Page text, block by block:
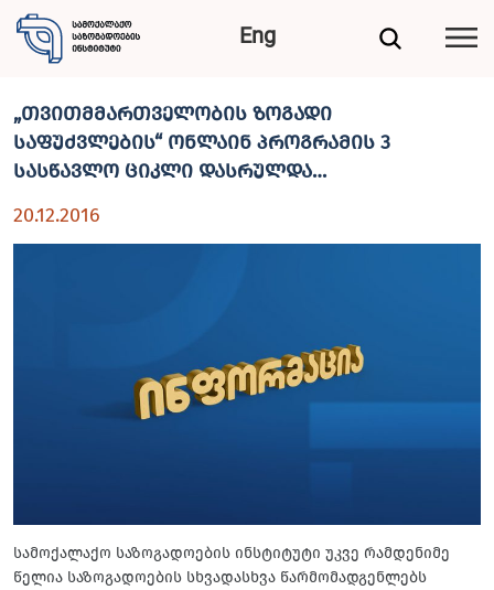
Eng
„თვითმმართველობის ზოგადი
საფუძვლების“ ონლაინ პროგრამის 3
სასწავლო ციკლი დასრულდა…
20.12.2016
სამოქალაქო საზოგადოების ინსტიტუტი უკვე რამდენიმე
წელია საზოგადოების სხვადასხვა წარმომადგენლებს